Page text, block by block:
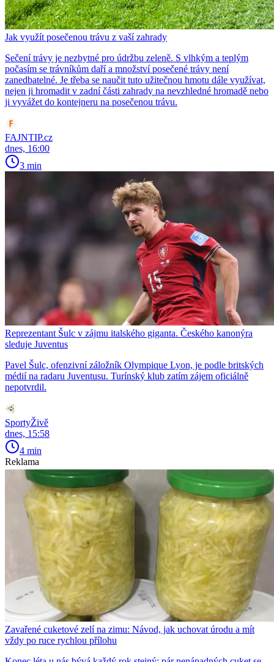
Jak využít posečenou trávu z vaší zahrady
Sečení trávy je nezbytné pro údržbu zeleně. S vlhkým a teplým
počasím se trávníkům daří a množství posečené trávy není
zanedbatelné. Je třeba se naučit tuto užitečnou hmotu dále využívat,
nejen ji hromadit v zadní části zahrady na nevzhledné hromadě nebo
ji vyvážet do kontejneru na posečenou trávu.
FAJNTIP.cz
dnes, 16:00
3 min
Reprezentant Šulc v zájmu italského giganta. Českého kanonýra
sleduje Juventus
Pavel Šulc, ofenzivní záložník Olympique Lyon, je podle britských
médií na radaru Juventusu. Turínský klub zatím zájem oficiálně
nepotvrdil.
SportyŽivě
dnes, 15:58
4 min
Reklama
Zavařené cuketové zelí na zimu: Návod, jak uchovat úrodu a mít
vždy po ruce rychlou přílohu